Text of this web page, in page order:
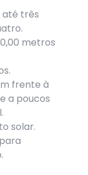
três
metros
frente à
a poucos
solar.